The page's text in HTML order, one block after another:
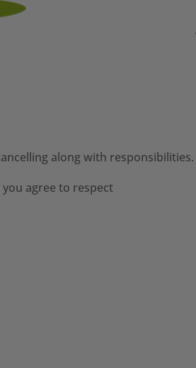
along with responsibilities.
agree to respect